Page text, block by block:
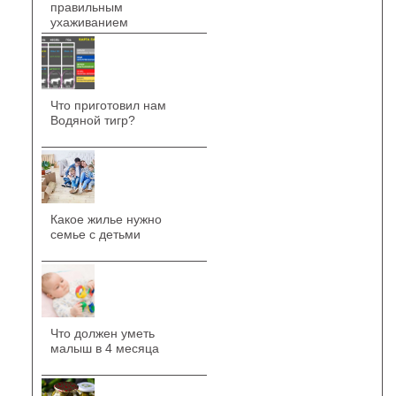
правильным
ухаживанием
Что приготовил нам
Водяной тигр?
Какое жилье нужно
семье с детьми
Что должен уметь
малыш в 4 месяца